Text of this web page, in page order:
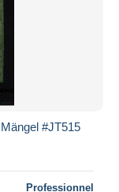
#JT515
Professionnel